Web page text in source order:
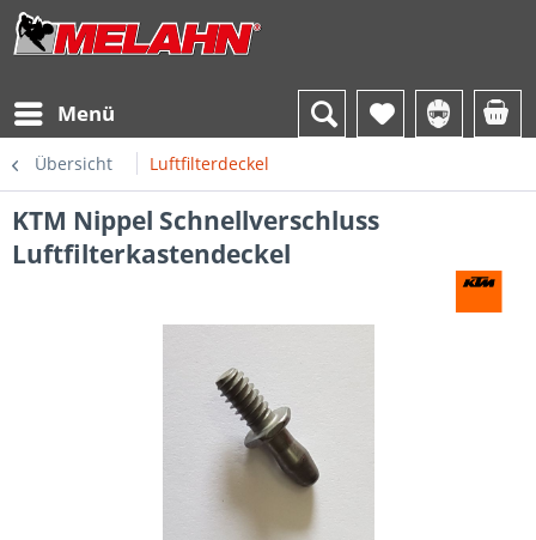
Menü
Übersicht Luftfilterdeckel
KTM Nippel Schnellverschluss
Luftfilterkastendeckel